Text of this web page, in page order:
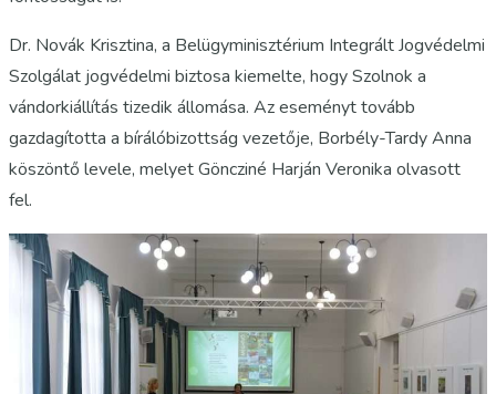
Dr. Novák Krisztina, a Belügyminisztérium Integrált Jogvédelmi
Szolgálat jogvédelmi biztosa kiemelte, hogy Szolnok a
vándorkiállítás tizedik állomása. Az eseményt tovább
gazdagította a bírálóbizottság vezetője, Borbély-Tardy Anna
köszöntő levele, melyet Göncziné Harján Veronika olvasott
fel.